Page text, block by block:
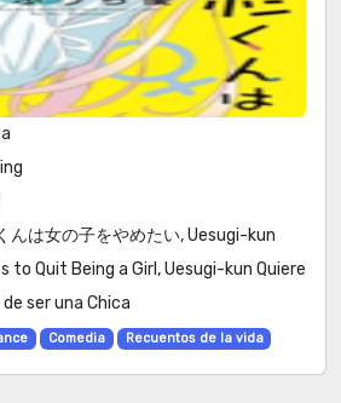
んは女の子をやめたい, Uesugi-kun
to Quit Being a Girl, Uesugi-kun Quiere
de ser una Chica
Comedia Recuentos de la vida